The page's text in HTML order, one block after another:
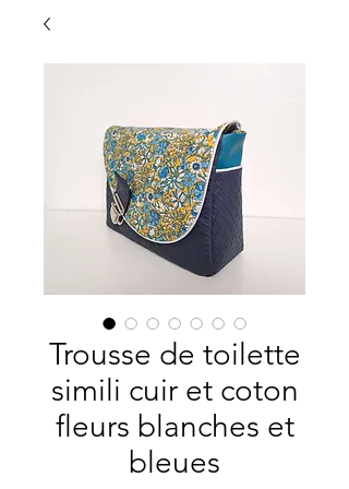
Trousse de toilette
simili cuir et coton
fleurs blanches et
bleues